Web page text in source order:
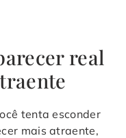
real
tenta esconder
mais atraente,